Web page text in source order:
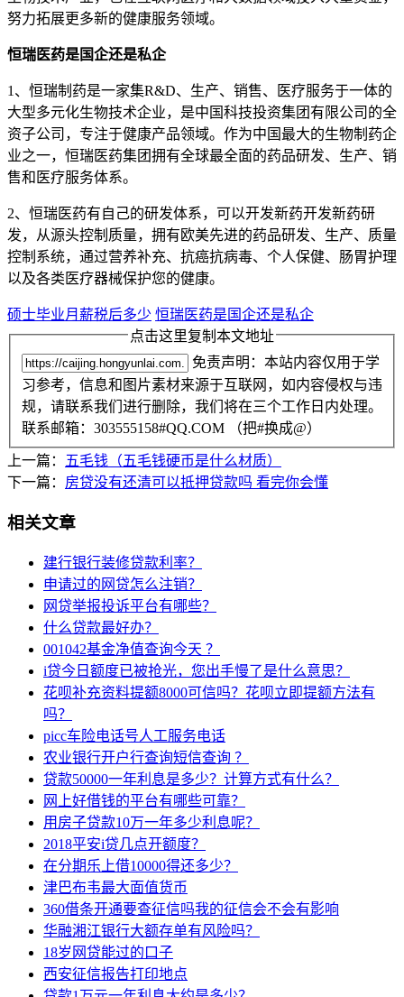
努力拓展更多新的健康服务领域。
恒瑞医药是国企还是私企
1、恒瑞制药是一家集R&D、生产、销售、医疗服务于一体的
大型多元化生物技术企业，是中国科技投资集团有限公司的全
资子公司，专注于健康产品领域。作为中国最大的生物制药企
业之一，恒瑞医药集团拥有全球最全面的药品研发、生产、销
售和医疗服务体系。
2、恒瑞医药有自己的研发体系，可以开发新药开发新药研
发，从源头控制质量，拥有欧美先进的药品研发、生产、质量
控制系统，通过营养补充、抗癌抗病毒、个人保健、肠胃护理
以及各类医疗器械保护您的健康。
硕士毕业月薪税后多少 恒瑞医药是国企还是私企
点击这里复制本文地址
免责声明：本站内容仅用于学
习参考，信息和图片素材来源于互联网，如内容侵权与违
规，请联系我们进行删除，我们将在三个工作日内处理。
联系邮箱：303555158#QQ.COM （把#换成@）
上一篇： 五毛钱（五毛钱硬币是什么材质）
下一篇： 房贷没有还清可以抵押贷款吗 看完你会懂
相关文章
建行银行装修贷款利率？
申请过的网贷怎么注销？
网贷举报投诉平台有哪些？
什么贷款最好办？
001042基金净值查询今天 ？
i贷今日额度已被抢光，您出手慢了是什么意思？
花呗补充资料提额8000可信吗？花呗立即提额方法有
吗？
picc车险电话号人工服务电话
农业银行开户行查询短信查询 ？
贷款50000一年利息是多少？计算方式有什么？
网上好借钱的平台有哪些可靠？
用房子贷款10万一年多少利息呢？
2018平安i贷几点开额度？
在分期乐上借10000得还多少？
津巴布韦最大面值货币
360借条开通要查征信吗我的征信会不会有影响
华融湘江银行大额存单有风险吗？
18岁网贷能过的口子
西安征信报告打印地点